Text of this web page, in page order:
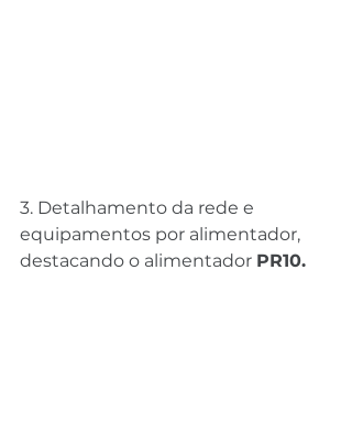
3. Detalhamento da rede e
equipamentos por alimentador,
destacando o alimentador PR10.